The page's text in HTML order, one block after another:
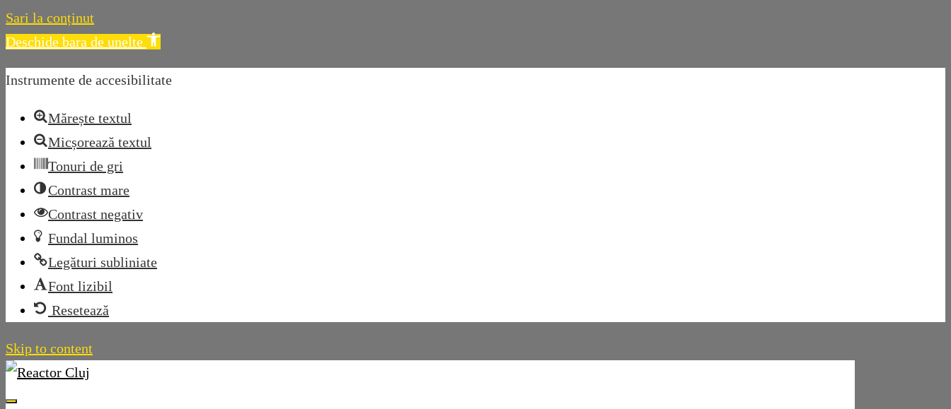
Sari la conținut
Deschide bara de unelte
Instrumente de accesibilitate
Mărește textul
Micșorează textul
Tonuri de gri
Contrast mare
Contrast negativ
Fundal luminos
Legături subliniate
Font lizibil
Resetează
Skip to content